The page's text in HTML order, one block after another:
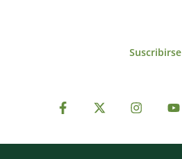
Suscribirse